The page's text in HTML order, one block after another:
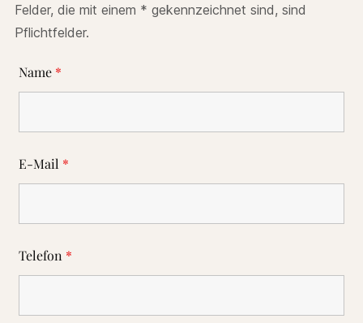
Felder, die mit einem * gekennzeichnet sind, sind
Pflichtfelder.
Name *
E-Mail *
Telefon *